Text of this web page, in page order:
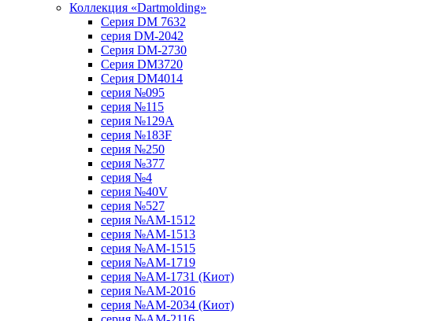
Коллекция «Dartmolding»
Серия DM 7632
серия DM-2042
Серия DM-2730
Серия DM3720
Серия DM4014
серия №095
серия №115
серия №129A
серия №183F
серия №250
серия №377
серия №4
серия №40V
серия №527
серия №AM-1512
серия №AM-1513
серия №AM-1515
серия №AM-1719
серия №AM-1731 (Киот)
серия №AM-2016
серия №AM-2034 (Киот)